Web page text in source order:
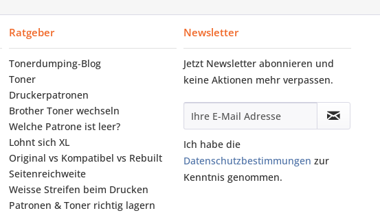
Ratgeber
Tonerdumping‑Blog
Toner
Druckerpatronen
Brother Toner wechseln
Welche Patrone ist leer?
Lohnt sich XL
Original vs Kompatibel vs Rebuilt
Seitenreichweite
Weisse Streifen beim Drucken
Patronen & Toner richtig lagern
Newsletter
Jetzt Newsletter abonnieren und
keine Aktionen mehr verpassen.
Ich habe die
Datenschutzbestimmungen zur
Kenntnis genommen.